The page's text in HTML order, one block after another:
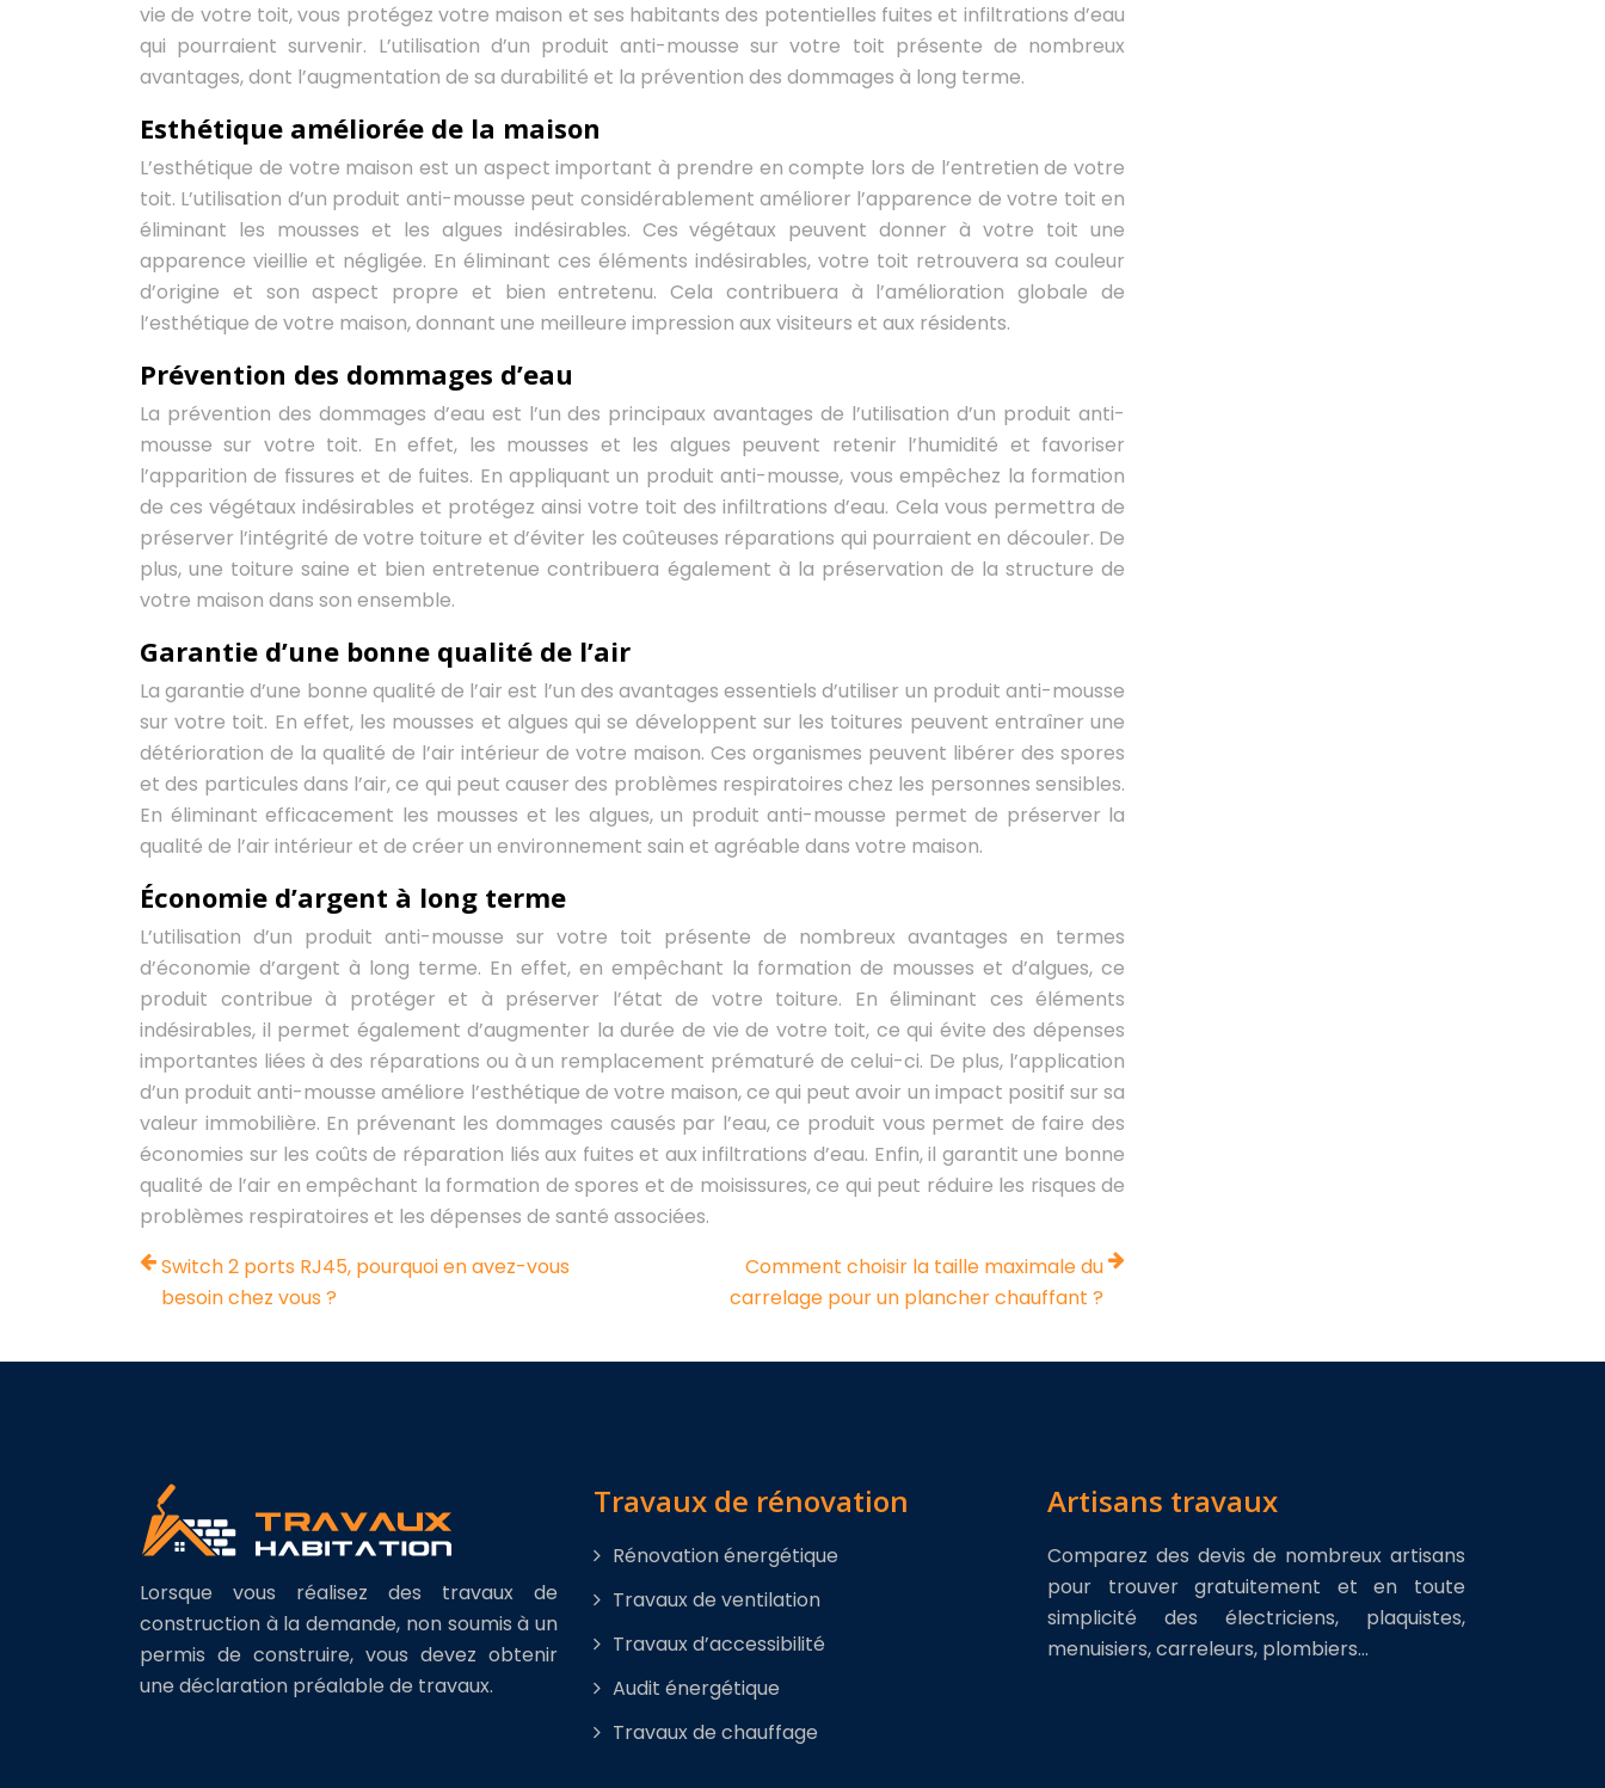
vie de votre toit, vous protégez votre maison et ses habitants des potentielles fuites et infiltrations d’eau
qui pourraient survenir. L’utilisation d’un produit anti-mousse sur votre toit présente de nombreux
avantages, dont l’augmentation de sa durabilité et la prévention des dommages à long terme.
Esthétique améliorée de la maison
L’esthétique de votre maison est un aspect important à prendre en compte lors de l’entretien de votre
toit. L’utilisation d’un produit anti-mousse peut considérablement améliorer l’apparence de votre toit en
éliminant les mousses et les algues indésirables. Ces végétaux peuvent donner à votre toit une
apparence vieillie et négligée. En éliminant ces éléments indésirables, votre toit retrouvera sa couleur
d’origine et son aspect propre et bien entretenu. Cela contribuera à l’amélioration globale de
l’esthétique de votre maison, donnant une meilleure impression aux visiteurs et aux résidents.
Prévention des dommages d’eau
La prévention des dommages d’eau est l’un des principaux avantages de l’utilisation d’un produit anti-
mousse sur votre toit. En effet, les mousses et les algues peuvent retenir l’humidité et favoriser
l’apparition de fissures et de fuites. En appliquant un produit anti-mousse, vous empêchez la formation
de ces végétaux indésirables et protégez ainsi votre toit des infiltrations d’eau. Cela vous permettra de
préserver l’intégrité de votre toiture et d’éviter les coûteuses réparations qui pourraient en découler. De
plus, une toiture saine et bien entretenue contribuera également à la préservation de la structure de
votre maison dans son ensemble.
Garantie d’une bonne qualité de l’air
La garantie d’une bonne qualité de l’air est l’un des avantages essentiels d’utiliser un produit anti-mousse
sur votre toit. En effet, les mousses et algues qui se développent sur les toitures peuvent entraîner une
détérioration de la qualité de l’air intérieur de votre maison. Ces organismes peuvent libérer des spores
et des particules dans l’air, ce qui peut causer des problèmes respiratoires chez les personnes sensibles.
En éliminant efficacement les mousses et les algues, un produit anti-mousse permet de préserver la
qualité de l’air intérieur et de créer un environnement sain et agréable dans votre maison.
Économie d’argent à long terme
L’utilisation d’un produit anti-mousse sur votre toit présente de nombreux avantages en termes
d’économie d’argent à long terme. En effet, en empêchant la formation de mousses et d’algues, ce
produit contribue à protéger et à préserver l’état de votre toiture. En éliminant ces éléments
indésirables, il permet également d’augmenter la durée de vie de votre toit, ce qui évite des dépenses
importantes liées à des réparations ou à un remplacement prématuré de celui-ci. De plus, l’application
d’un produit anti-mousse améliore l’esthétique de votre maison, ce qui peut avoir un impact positif sur sa
valeur immobilière. En prévenant les dommages causés par l’eau, ce produit vous permet de faire des
économies sur les coûts de réparation liés aux fuites et aux infiltrations d’eau. Enfin, il garantit une bonne
qualité de l’air en empêchant la formation de spores et de moisissures, ce qui peut réduire les risques de
problèmes respiratoires et les dépenses de santé associées.
Switch 2 ports RJ45, pourquoi en avez-vous
besoin chez vous ?
Comment choisir la taille maximale du
carrelage pour un plancher chauffant ?
Lorsque vous réalisez des travaux de
construction à la demande, non soumis à un
permis de construire, vous devez obtenir
une déclaration préalable de travaux.
Travaux de rénovation
Rénovation énergétique
Travaux de ventilation
Travaux d’accessibilité
Audit énergétique
Travaux de chauffage
Artisans travaux
Comparez des devis de nombreux artisans
pour trouver gratuitement et en toute
simplicité des électriciens, plaquistes,
menuisiers, carreleurs, plombiers…